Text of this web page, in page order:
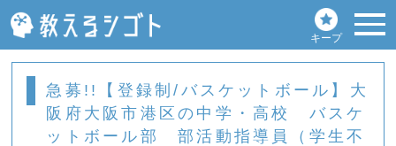
キープ
急募!!【登録制/バスケットボール】大
阪府大阪市港区の中学・高校 バスケ
ットボール部 部活動指導員（学生不